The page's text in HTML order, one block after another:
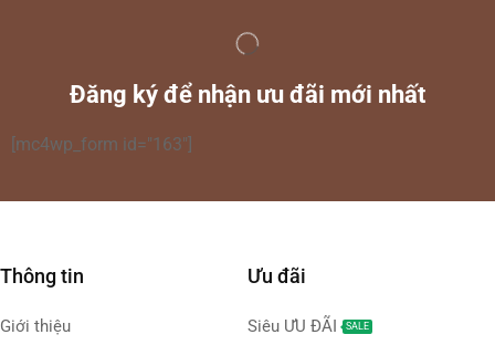
Đăng ký để nhận ưu đãi mới nhất
[mc4wp_form id="163"]
Thông tin
Giới thiệu
Ưu đãi
Siêu ƯU ĐÃI SALE